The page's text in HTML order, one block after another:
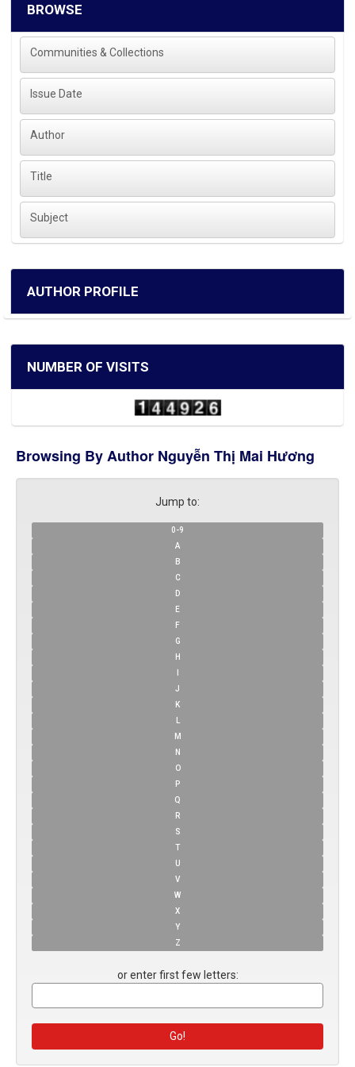
BROWSE
Communities & Collections
Issue Date
Author
Title
Subject
AUTHOR PROFILE
NUMBER OF VISITS
Browsing By Author Nguyễn Thị Mai Hương
Jump to:
0-9
A
B
C
D
E
F
G
H
J
K
M
N
O
P
Q
R
S
T
U
V
W
X
Y
Z
or enter first few letters: